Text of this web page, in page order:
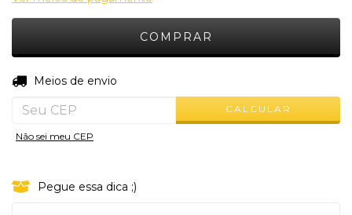
Entregas para o CEP:
Meios de envio
CALCULAR
Não sei meu CEP
Pegue essa dica ;)